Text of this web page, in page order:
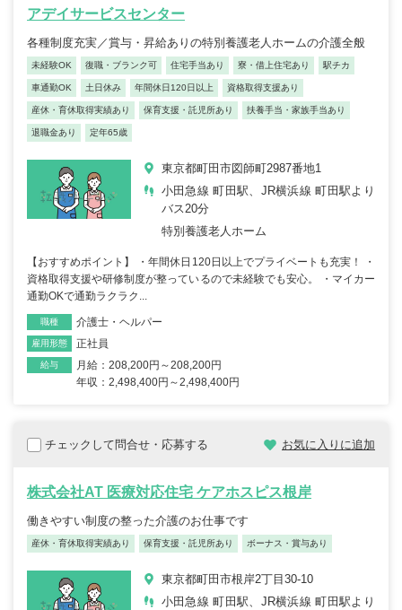
アデイサービスセンター
各種制度充実／賞与・昇給ありの特別養護老人ホームの介護全般
未経験OK 復職・ブランク可 住宅手当あり 寮・借上住宅あり 駅チカ
車通勤OK 土日休み 年間休日120日以上 資格取得支援あり
産休・育休取得実績あり 保育支援・託児所あり 扶養手当・家族手当あり
退職金あり 定年65歳
東京都町田市図師町2987番地1
小田急線 町田駅、JR横浜線 町田駅より
バス20分
特別養護老人ホーム
【おすすめポイント】 ・年間休日120日以上でプライベートも充実！ ・
資格取得支援や研修制度が整っているので未経験でも安心。 ・マイカー
通勤OKで通勤ラクラク...
職種 介護士・ヘルパー
雇用形態 正社員
給与
月給：208,200円～208,200円
年収：2,498,400円～2,498,400円
チェックして問合せ・応募する お気に入りに追加
株式会社AT 医療対応住宅 ケアホスピス根岸
働きやすい制度の整った介護のお仕事です
産休・育休取得実績あり 保育支援・託児所あり ボーナス・賞与あり
東京都町田市根岸2丁目30-10
小田急線 町田駅、JR横浜線 町田駅より